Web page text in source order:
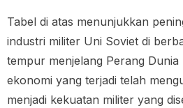
Tabel di atas menunjukkan
industri militer Uni Soviet di
tempur menjelang Perang
ekonomi yang terjadi telah
menjadi kekuatan militer yang